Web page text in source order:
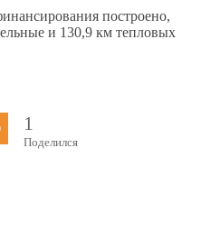
построено,
и 130,9 км тепловых
1
Поделился